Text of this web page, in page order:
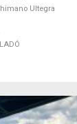
Ultegra